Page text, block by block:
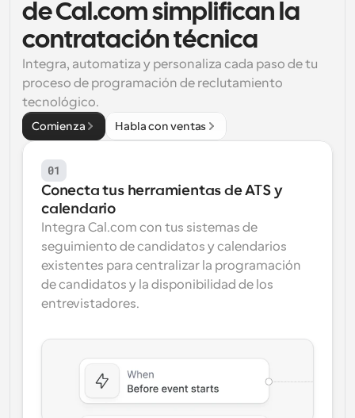
Programación potenciadda con llamadas
impulsadas por IA
Automatiza la programación y los recordatorios
Blog
Mantente al día con las últimas noticias y
actualizaciones
Reuniones Instantáneas
Enlaces de Grupo Dinámico
Reserva reuniones de forma fluida con varias personas
Webhooks
Recibe notificaciones cuando ocurra algo
de Cal.com simplifican la
contratación técnica
Integra, automatiza y personaliza cada paso de tu
proceso de programación de reclutamiento
tecnológico.
Comienza Habla con ventas
01
Conecta tus herramientas de ATS y
calendario
Integra Cal.com con tus sistemas de
seguimiento de candidatos y calendarios
existentes para centralizar la programación
de candidatos y la disponibilidad de los
entrevistadores.